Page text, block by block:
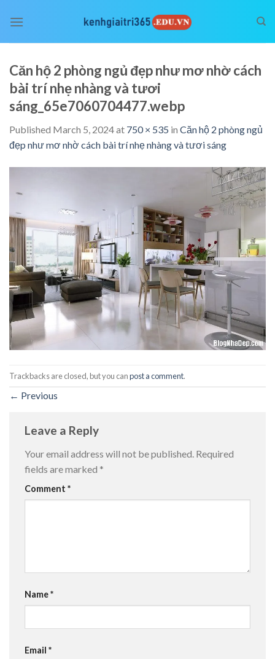
Căn hộ 2 phòng ngủ đẹp như mơ nhờ cách
bài trí nhẹ nhàng và tươi
sáng_65e7060704477.webp
Published March 5, 2024at 750 × 535 in Căn hộ 2 phòng ngủ
đẹp như mơ nhờ cách bài trí nhẹ nhàng và tươi sáng
Trackbacks are closed, but you canpost a comment.
← Previous
Leave a Reply
Your email address will not be published. Required
fields are marked *
Comment *
Name*
Email *